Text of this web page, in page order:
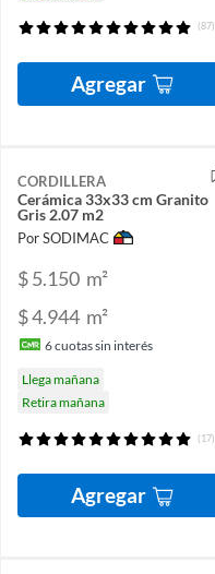
(87)
Agregar
CORDILLERA
Cerámica 33x33 cm Granito
Gris 2.07 m2
Por SODIMAC
$ 5.150 m²
$ 4.944 m²
6cuotas sin interés
Llega mañana
Retira mañana
(17)
Agregar